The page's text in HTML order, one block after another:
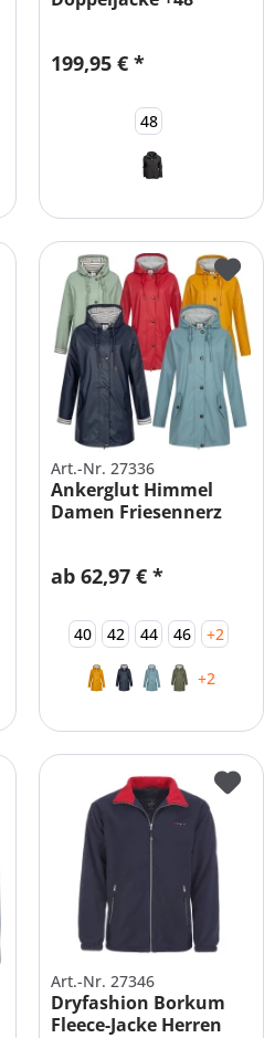
199,95 € *
48
Art.-Nr. 27336
Ankerglut Himmel
Damen Friesennerz
ab 62,97 € *
40 42 44 46 +2
+2
Art.-Nr. 27346
Dryfashion Borkum
Fleece-Jacke Herren